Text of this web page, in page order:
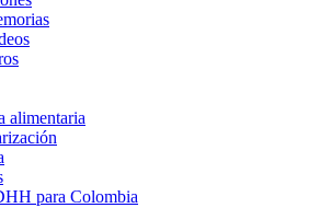
alimentaria
para Colombia